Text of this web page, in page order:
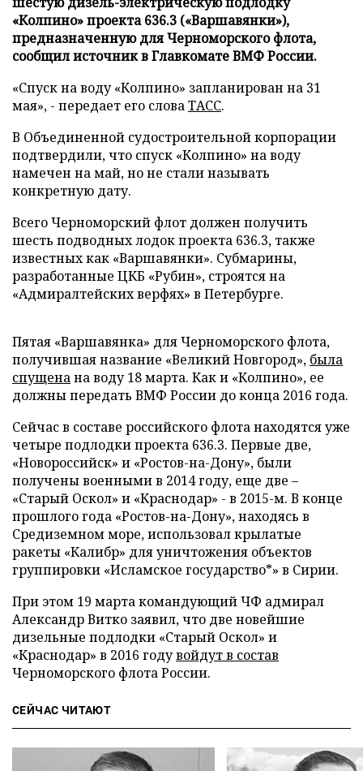
«Колпино» проекта 636.3 («Варшавянки»),
предназначенную для Черноморского флота,
сообщил источник в Главкомате ВМФ России.
«Спуск на воду «Колпино» запланирован на 31
мая», - передает его словаТАСС.
В Объединенной судостроительной корпорации
подтвердили, что спуск «Колпино» на воду
намечен на май, но не стали называть
конкретную дату.
Всего Черноморский флот должен получить
шесть подводных лодок проекта 636.3, также
известных как «Варшавянки». Субмарины,
разработанные ЦКБ «Рубин», строятся на
«Адмиралтейских верфях» в Петербурге.
Пятая «Варшавянка» для Черноморского флота,
получившая название «Великий Новгород», была
спущенана воду 18 марта. Как и «Колпино», ее
должны передать ВМФ России до конца 2016 года.
Сейчас в составе российского флота находятся уже
четыре подлодки проекта 636.3. Первые две,
«Новороссийск» и «Ростов-на-Дону», были
получены военными в 2014 году, еще две –
«Старый Оскол» и «Краснодар» - в 2015-м. В конце
прошлого года «Ростов-на-Дону», находясь в
Средиземном море, использовал крылатые
ракеты «Калибр» для уничтожения объектов
группировки «Исламское государство*» в Сирии.
При этом 19 марта командующий ЧФ адмирал
Александр Витко заявил, что две новейшие
дизельные подлодки «Старый Оскол» и
«Краснодар» в 2016 годувойдут в состав
Черноморского флота России.
СЕЙЧАС ЧИТАЮТ